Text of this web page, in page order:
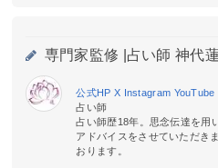
専門家監修 | 占い師 神代
公式HP X Instagram YouTube
占い師
占い師歴18年。思念伝達を用
アドバイスをさせていただき
おります。